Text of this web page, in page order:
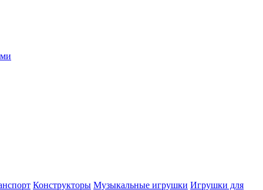
Конструкторы Музыкальные игрушки Игрушки для